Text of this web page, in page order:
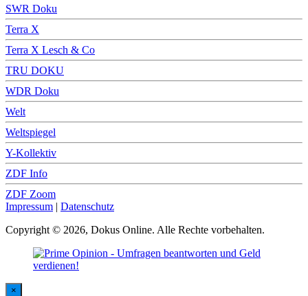
SWR Doku
Terra X
Terra X Lesch & Co
TRU DOKU
WDR Doku
Welt
Weltspiegel
Y-Kollektiv
ZDF Info
ZDF Zoom
Impressum | Datenschutz
Copyright © 2026, Dokus Online. Alle Rechte vorbehalten.
×